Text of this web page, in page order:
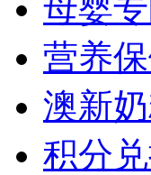
母婴
营养
澳新
积分